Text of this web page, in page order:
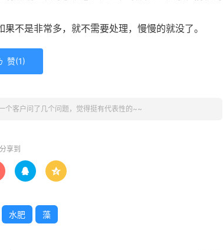
不是非常多，就不需要处理，慢慢的就没了。
赞(1)
个客户问了几个问题，觉得挺有代表性的~~
分享到
 
水肥 藻